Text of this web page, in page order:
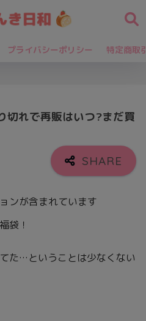
プライバシーポリシー 特定商取
切れで再販はいつ?まだ買
ンが含まれています
袋！
た…ということは少なくない